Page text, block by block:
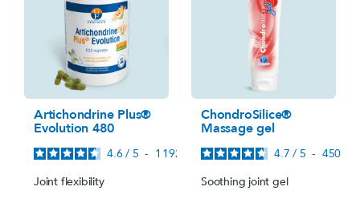
Artichondrine Plus®
Evolution 480
4.6 / 5 - 1 192
Joint flexibility
ChondroSilice®
Massage gel
4.7 / 5 - 450
Soothing joint gel